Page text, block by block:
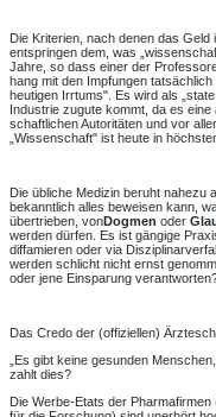
Die Kriterien, nach denen das
entspringen dem, was
Jahre, so dass einer der
hang mit den Impfungen
heutigen Irrtums". Es wird als
Industrie zugute kommt, da es
schaftlichen Autoritäten und vor
„Wissenschaft" ist heute in
Die übliche Medizin beruht nahezu
bekanntlich alles beweisen kann,
übertrieben, vonDogmen oder
werden dürfen. Es ist gängige
diffamieren oder via
werden schlicht nicht ernst
oder jene Einsparung
Das Credo der (offiziellen)
„Es gibt keine gesunden
zahlt dies?
Die Werbe-Etats der